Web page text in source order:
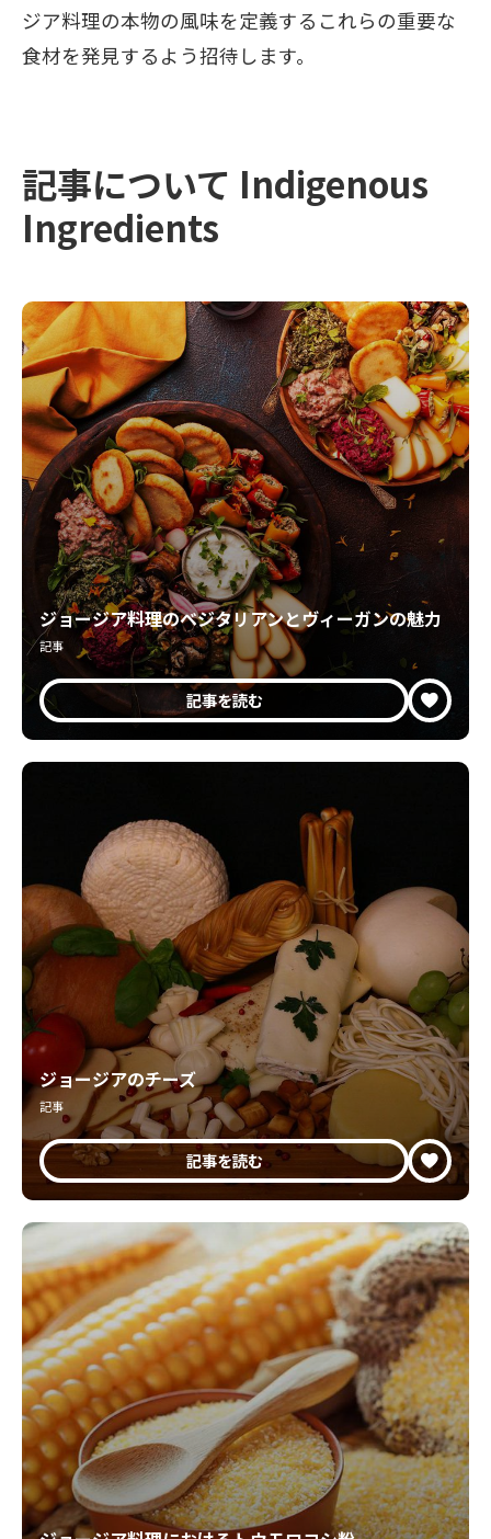
ジア料理の本物の風味を定義するこれらの重要な
食材を発見するよう招待します。
記事について Indigenous
Ingredients
ジョージア料理のベジタリアンとヴィーガンの魅力
記事
記事を読む
ジョージアのチーズ
記事
記事を読む